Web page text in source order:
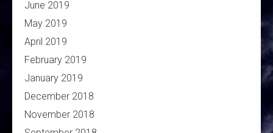
June 2019
May 2019
April 2019
February 2019
January 2019
December 2018
November 2018